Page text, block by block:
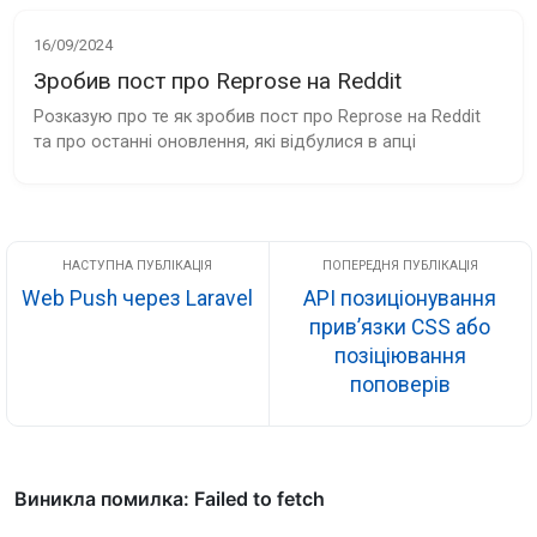
16/09/2024
Зробив пост про Reprose на Reddit
Розказую про те як зробив пост про Reprose на Reddit
та про останні оновлення, які відбулися в апці
Web Push через Laravel
API позиціонування
прив’язки CSS або
позіціювання
поповерів